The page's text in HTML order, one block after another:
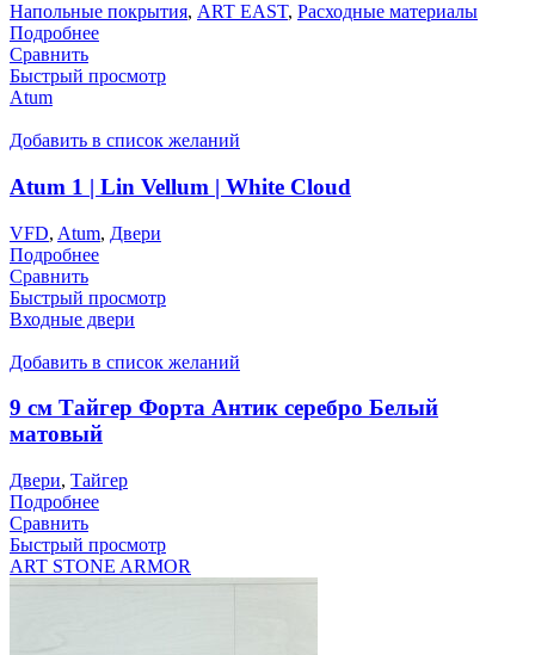
Напольные покрытия, ART EAST, Расходные материалы
Подробнее
Сравнить
Быстрый просмотр
Atum
Добавить в список желаний
Atum 1 | Lin Vellum | White Cloud
VFD, Atum, Двери
Подробнее
Сравнить
Быстрый просмотр
Входные двери
Добавить в список желаний
9 см Тайгер Форта Антик серебро Белый
матовый
Двери, Тайгер
Подробнее
Сравнить
Быстрый просмотр
ART STONE ARMOR